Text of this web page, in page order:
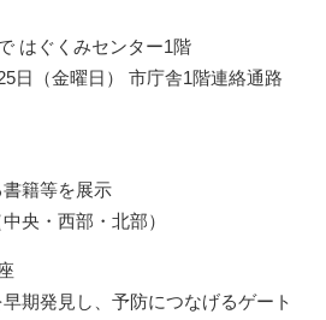
はぐくみセンター1階
日（金曜日） 市庁舎1階連絡通路
籍等を展示
央・西部・北部）
期発見し、予防につなげるゲート